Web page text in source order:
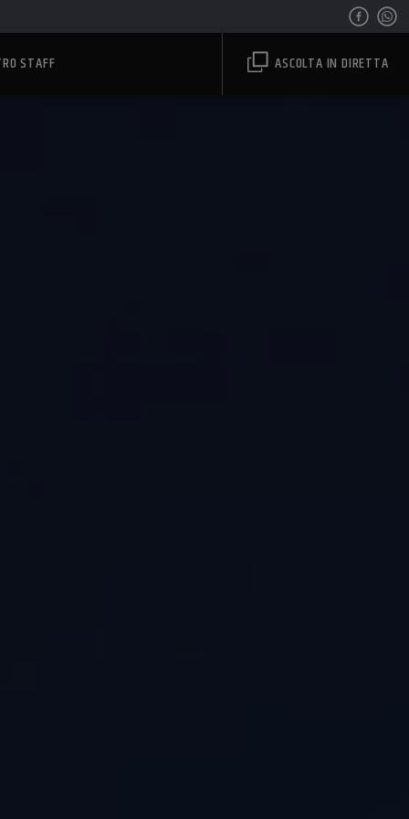
STAFF ASCOLTA IN DIRETTA